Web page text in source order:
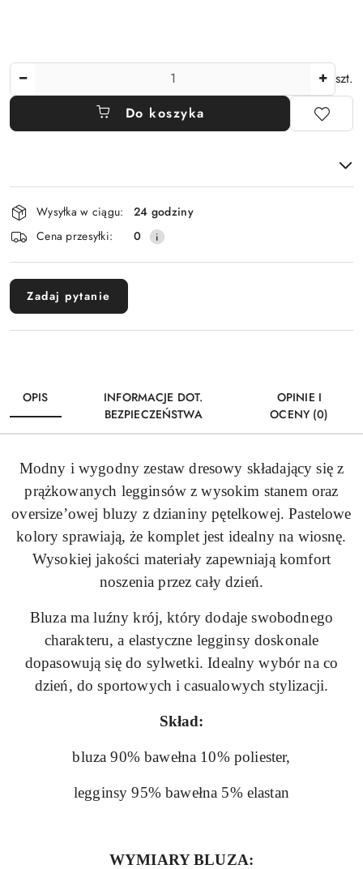
szt.
Do koszyka
Dostępność
i
dostawa
Wysyłka w ciągu:
24 godziny
Cena przesyłki:
0
Zadaj pytanie
OPIS
INFORMACJE DOT.
BEZPIECZEŃSTWA
OPINIE I
OCENY (0)
Modny i wygodny zestaw dresowy składający się z
prążkowanych legginsów z wysokim stanem oraz
oversize’owej bluzy z dzianiny pętelkowej. Pastelowe
kolory sprawiają, że komplet jest idealny na wiosnę.
Wysokiej jakości materiały zapewniają komfort
noszenia przez cały dzień.
Bluza ma luźny krój, który dodaje swobodnego
charakteru, a elastyczne legginsy doskonale
dopasowują się do sylwetki. Idealny wybór na co
dzień, do sportowych i casualowych stylizacji.
Skład:
bluza 90% bawełna 10% poliester,
legginsy 95% bawełna 5% elastan
WYMIARY BLUZA: